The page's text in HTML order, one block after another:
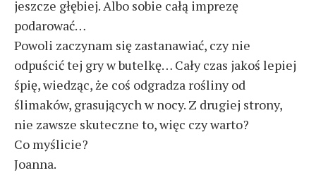
jeszcze głębiej. Albo sobie całą imprezę
podarować…
Powoli zaczynam się zastanawiać, czy nie
odpuścić tej gry w butelkę… Cały czas jakoś lepiej
śpię, wiedząc, że coś odgradza rośliny od
ślimaków, grasujących w nocy. Z drugiej strony,
nie zawsze skuteczne to, więc czy warto?
Co myślicie?
Joanna.